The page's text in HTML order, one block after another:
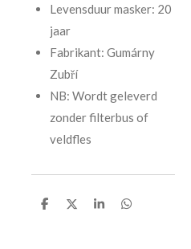
Levensduur masker: 20
jaar
Fabrikant: Gumárny
Zubří
NB: Wordt geleverd
zonder filterbus of
veldfles
D
D
S
D